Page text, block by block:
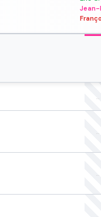
Jean-